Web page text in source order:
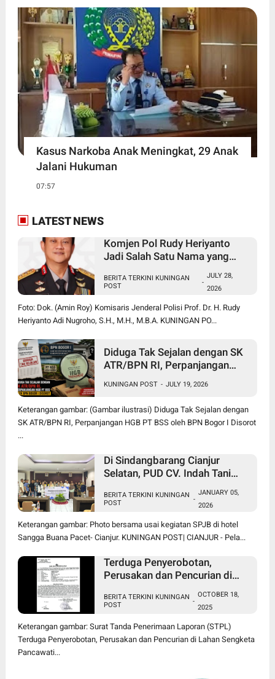
Kasus Narkoba Anak Meningkat, 29 Anak
Jalani Hukuman
07:57
LATEST NEWS
Komjen Pol Rudy Heriyanto
Jadi Salah Satu Nama yang
Calon Kapolri
BERITA TERKINI KUNINGAN
POST
-
JULY 28,
2026
Foto: Dok. (Amin Roy) Komisaris Jenderal Polisi Prof. Dr. H. Rudy
Heriyanto Adi Nugroho, S.H., M.H., M.B.A. KUNINGAN PO...
Diduga Tak Sejalan dengan SK
ATR/BPN RI, Perpanjangan
Disorot
KUNINGAN POST - JULY 19, 2026
Keterangan gambar: (Gambar ilustrasi) Diduga Tak Sejalan dengan
SK ATR/BPN RI, Perpanjangan HGB PT BSS oleh BPN Bogor I Disorot
...
Di Sindangbarang Cianjur
Selatan, PUD CV. Indah Tani
Sesuai HET
BERITA TERKINI KUNINGAN
POST
-
JANUARY 05,
2026
Keterangan gambar: Photo bersama usai kegiatan SPJB di hotel
Sangga Buana Pacet- Cianjur. KUNINGAN POST| CIANJUR - Pela...
Terduga Penyerobotan,
Perusakan dan Pencurian di
Bogor Dilaporkan ke Polisi
BERITA TERKINI KUNINGAN
POST
-
OCTOBER 18,
2025
Keterangan gambar: Surat Tanda Penerimaan Laporan (STPL)
Terduga Penyerobotan, Perusakan dan Pencurian di Lahan Sengketa
Pancawati...